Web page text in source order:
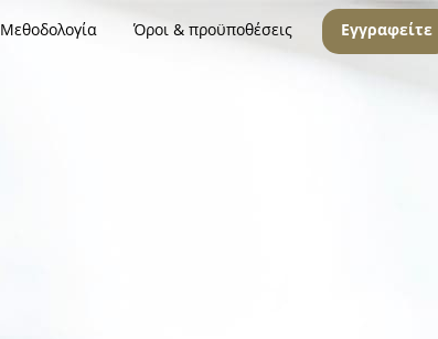
Μεθοδολογία Όροι & προϋποθέσεις Εγγραφείτε